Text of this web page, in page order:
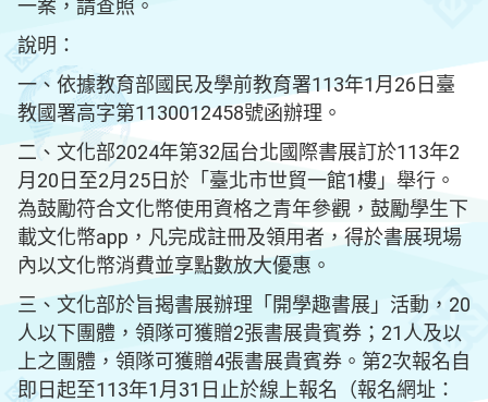
一案，請查照。
說明：
一、依據教育部國民及學前教育署113年1月26日臺
教國署高字第1130012458號函辦理。
二、文化部2024年第32屆台北國際書展訂於113年2
月20日至2月25日於「臺北市世貿一館1樓」舉行。
為鼓勵符合文化幣使用資格之青年參觀，鼓勵學生下
載文化幣app，凡完成註冊及領用者，得於書展現場
內以文化幣消費並享點數放大優惠。
三、文化部於旨揭書展辦理「開學趣書展」活動，20
人以下團體，領隊可獲贈2張書展貴賓券；21人及以
上之團體，領隊可獲贈4張書展貴賓券。第2次報名自
即日起至113年1月31日止於線上報名（報名網址：